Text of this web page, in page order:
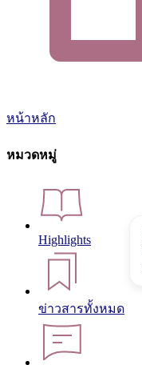
หน้าหลัก
หมวดหมู่
Highlights
ข่าวสารทั้งหมด